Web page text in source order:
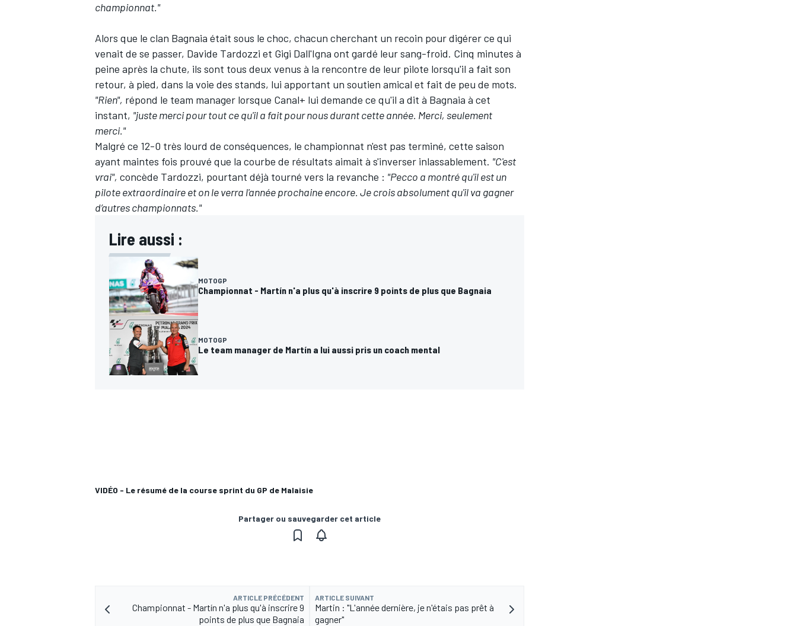
AUTRES CHAMPIONNATS
championnat."
Alors que le clan Bagnaia était sous le choc, chacun cherchant un recoin pour digérer ce qui
venait de se passer, Davide Tardozzi et Gigi Dall'Igna ont gardé leur sang-froid. Cinq minutes à
peine après la chute, ils sont tous deux venus à la rencontre de leur pilote lorsqu'il a fait son
retour, à pied, dans la voie des stands, lui apportant un soutien amical et fait de peu de mots.
"Rien", répond le team manager lorsque Canal+ lui demande ce qu'il a dit à Bagnaia à cet
instant, "juste merci pour tout ce qu'il a fait pour nous durant cette année. Merci, seulement
merci."
Malgré ce 12-0 très lourd de conséquences, le championnat n'est pas terminé, cette saison
ayant maintes fois prouvé que la courbe de résultats aimait à s'inverser inlassablement. "C'est
vrai", concède Tardozzi, pourtant déjà tourné vers la revanche : "Pecco a montré qu'il est un
pilote extraordinaire et on le verra l'année prochaine encore. Je crois absolument qu'il va gagner
d’autres championnats."
Lire aussi :
MOTOGP
Championnat - Martín n'a plus qu'à inscrire 9 points de plus que Bagnaia
MOTOGP
Le team manager de Martín a lui aussi pris un coach mental
VIDÉO - Le résumé de la course sprint du GP de Malaisie
Partager ou sauvegarder cet article
ARTICLE PRÉCÉDENT
Championnat - Martín n'a plus qu'à inscrire 9
points de plus que Bagnaia
ARTICLE SUIVANT
Martin : "L'année dernière, je n'étais pas prêt à
gagner"